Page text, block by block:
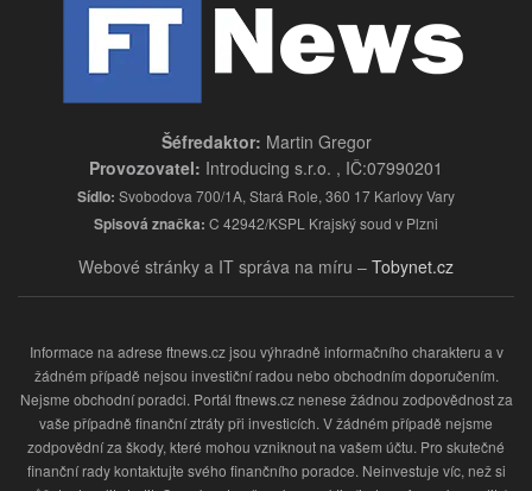
Šéfredaktor: Martin Gregor
Provozovatel: Introducing s.r.o. , IČ:07990201
Sídlo: Svobodova 700/1A, Stará Role, 360 17 Karlovy Vary
Spisová značka: C 42942/KSPL Krajský soud v Plzni
Webové stránky a IT správa na míru – Tobynet.cz
Informace na adrese ftnews.cz jsou výhradně informačního charakteru a v
žádném případě nejsou investiční radou nebo obchodním doporučením.
Nejsme obchodní poradci. Portál ftnews.cz nenese žádnou zodpovědnost za
vaše případně finanční ztráty při investicích. V žádném případě nejsme
zodpovědní za škody, které mohou vzniknout na vašem účtu. Pro skutečné
finanční rady kontaktujte svého finančního poradce. Neinvestuje víc, než si